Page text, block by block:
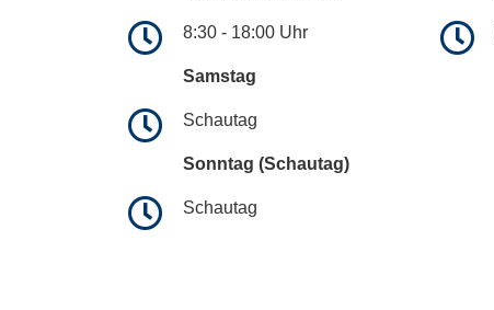
8:30 - 18:00 Uhr
Samstag
Schautag
Sonntag (Schautag)
Schautag